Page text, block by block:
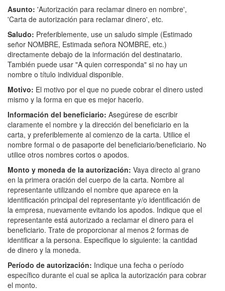
Asunto: 'Autorización para reclamar dinero en nombre',
'Carta de autorización para reclamar dinero', etc.
Saludo: Preferiblemente, use un saludo simple (Estimado
señor NOMBRE, Estimada señora NOMBRE, etc.)
directamente debajo de la información del destinatario.
También puede usar "A quien corresponda" si no hay un
nombre o título individual disponible.
Motivo: El motivo por el que no puede cobrar el dinero usted
mismo y la forma en que es mejor hacerlo.
Información del beneficiario: Asegúrese de escribir
claramente el nombre y la dirección del beneficiario en la
carta, y preferiblemente al comienzo de la carta. Utilice el
nombre formal o de pasaporte del beneficiario/beneficiario. No
utilice otros nombres cortos o apodos.
Monto y moneda de la autorización: Vaya directo al grano
en la primera oración del cuerpo de la carta. Nombre al
representante utilizando el nombre que aparece en la
identificación principal del representante y/o identificación de
la empresa, nuevamente evitando los apodos. Indique que el
representante está autorizado a reclamar el dinero para el
beneficiario. Trate de proporcionar al menos 2 formas de
identificar a la persona. Especifique lo siguiente: la cantidad
de dinero y la moneda.
Período de autorización: Indique una fecha o período
específico durante el cual se aplica la autorización para cobrar
el monto.